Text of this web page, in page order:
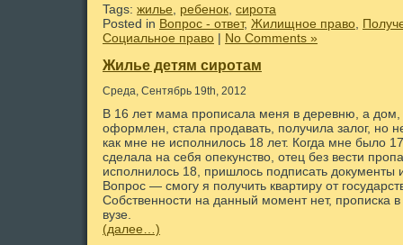
Tags: жилье ребенок сирота
Posted in Вопрос - ответ, Жилищное право
Социальное право | No Comments »
Жилье детям сиротам
Среда, Сентябрь 19th, 2012
В 16 лет мама прописала меня в деревню, а
оформлен, стала продавать, получила залог, но
как мне не исполнилось 18 лет. Когда мне было
сделала на себя опекунство, отец без вести
исполнилось 18, пришлось подписать документы
Вопрос — смогу я получить квартиру от
Собственности на данный момент нет, прописка
вузе.
(далее…)